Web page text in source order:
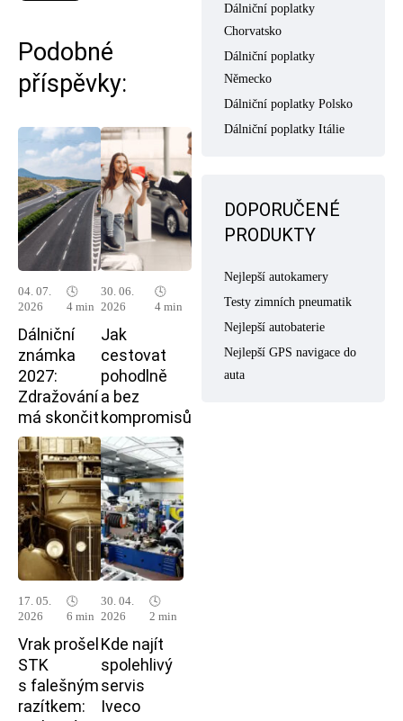
Podobné
příspěvky:
04. 07.
2026
🕓
4 min
Dálniční
známka
2027:
Zdražování
má skončit
30. 06.
2026
🕓
4 min
Jak
cestovat
pohodlně
a bez
kompromisů
17. 05.
2026
🕓
6 min
Vrak prošel
STK
s falešným
razítkem:
30. 04.
2026
🕓
2 min
Kde najít
spolehlivý
servis
Iveco
Dálniční poplatky
Chorvatsko
Dálniční poplatky
Německo
Dálniční poplatky Polsko
Dálniční poplatky Itálie
DOPORUČENÉ
PRODUKTY
Nejlepší autokamery
Testy zimních pneumatik
Nejlepší autobaterie
Nejlepší GPS navigace do
auta